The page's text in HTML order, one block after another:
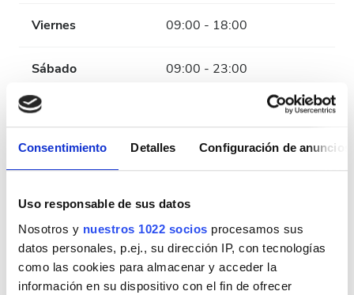
Consentimiento Detalles Configuración de anuncios
Uso responsable de sus datos
Nosotros y nuestros 1022 socios procesamos sus
datos personales, p.ej., su dirección IP, con tecnologías
como las cookies para almacenar y acceder la
información en su dispositivo con el fin de ofrecer
Viernes 09:00 - 18:00
Sábado 09:00 - 23:00
Domingo
Personal